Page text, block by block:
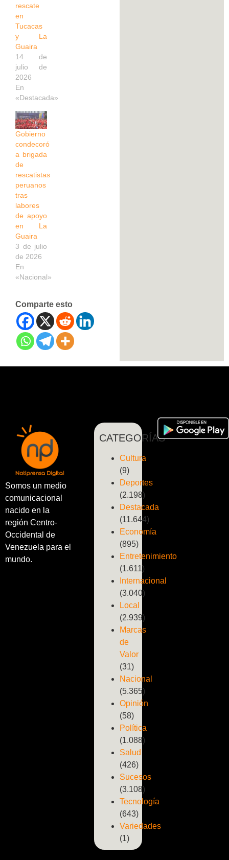
rescate
en
Tucacas
y La
Guaira
14 de
julio de
2026
En
«Destacada»
Gobierno
condecoró
a brigada
de
rescatistas
peruanos
tras
labores
de apoyo
en La
Guaira
3 de julio
de 2026
En
«Nacional»
Comparte esto
Somos un medio
comunicacional
nacido en la
región Centro-
Occidental de
Venezuela para el
mundo.
CATEGORÍAS
Cultura
(9)
Deportes
(2.198)
Destacada
(11.644)
Economía
(895)
Entretenimiento
(1.611)
Internacional
(3.040)
Local
(2.939)
Marcas
de
Valor
(31)
Nacional
(5.365)
Opinión
(58)
Política
(1.088)
Salud
(426)
Sucesos
(3.108)
Tecnología
(643)
Variedades
(1)